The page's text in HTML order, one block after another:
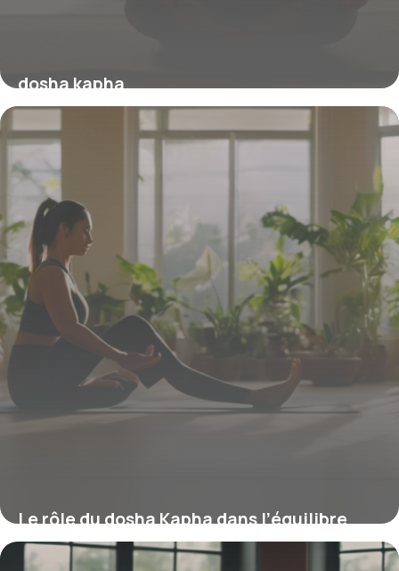
dosha kapha
19 mars 2026
Le rôle du dosha Kapha dans l’équilibre
corporel selon l’ayurveda